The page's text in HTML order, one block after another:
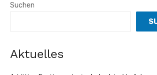
Suchen
Aktuelles